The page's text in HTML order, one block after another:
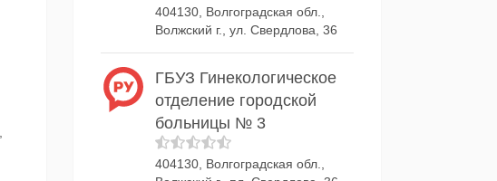
404130, Волгоградская обл.,
Волжский г., ул. Свердлова, 36
ГБУЗ Гинекологическое
отделение городской
больницы № 3
404130, Волгоградская обл.,